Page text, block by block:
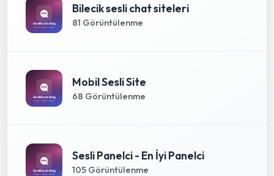
Bilecik sesli chat siteleri
81 Görüntülenme
Mobil Sesli Site
68 Görüntülenme
Sesli Panelci - En İyi Panelci
105 Görüntülenme